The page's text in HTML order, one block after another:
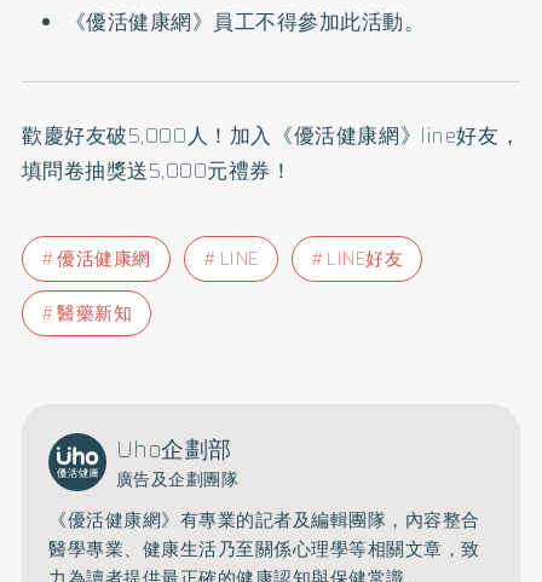
《優活健康網》員工不得參加此活動。
歡慶好友破5,000人！加入 《優活健康網》line好友 ，
填問卷抽獎送5,000元禮券！
優活健康網 LINE
LINE好友
醫藥新知
Uho企劃部
廣告及企劃團隊
《優活健康網》有專業的記者及編輯團隊，內容整合
醫學專業、健康生活乃至關係心理學等相關文章，致